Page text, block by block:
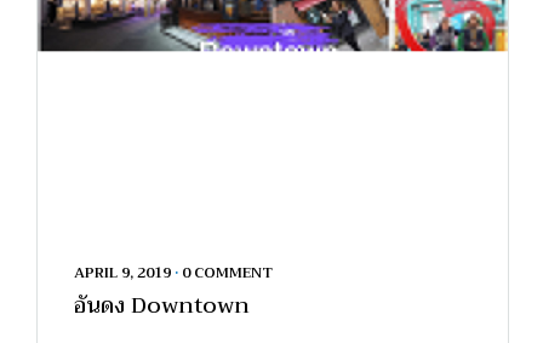
APRIL 9, 2019 • 0 COMMENT
อันดง Downtown